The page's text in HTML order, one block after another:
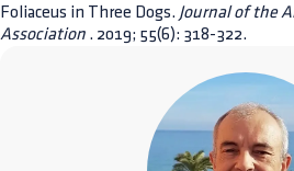
Foliaceus in Three Dogs. Journal of the
Association . 2019; 55(6): 318-322.